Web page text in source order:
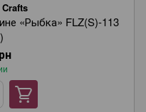
«Рыбка» FLZ(S)-113